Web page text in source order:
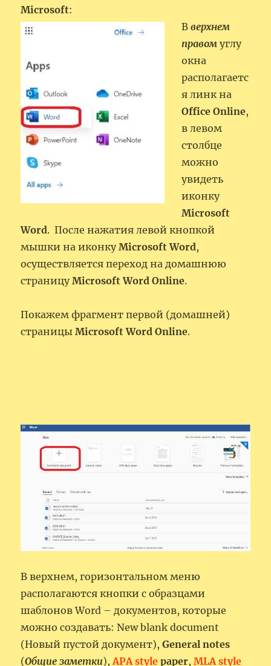
Microsoft:
Вверхнем
правом углу
окна
располагаетс
я линк на
Office Online,
в левом
столбце
можно
увидеть
иконку
Microsoft
Word. После нажатия левой кнопкой
мышки на иконкуMicrosoft Word,
осуществляется переход на домашнюю
страницуMicrosoft Word Online.
Покажем фрагмент первой (домашней)
страницыMicrosoft Word Online.
В верхнем, горизонтальном меню
располагаются кнопки с образцами
шаблонов Word – документов, которые
можно создавать: New blank document
(Новый пустой документ),General notes
(Общие заметки),APA style paper,MLA style